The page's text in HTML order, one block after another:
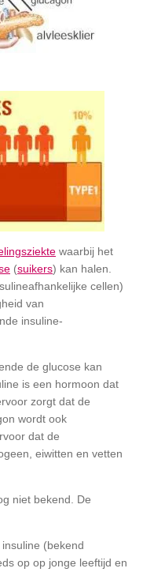
waarbij het
(suikers) kan halen.
cellen)
van
insuline-
de glucose kan
is een hormoon dat
zorgt dat de
wordt ook
dat de
eiwitten en vetten
niet bekend. De
(bekend
op op jonge leeftijd en